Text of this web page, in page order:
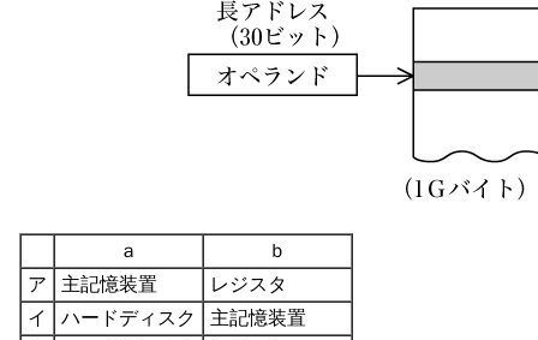
ａ
ｂ
ア
主記憶装置
レジスタ
イ
ハードディスク
主記憶装置